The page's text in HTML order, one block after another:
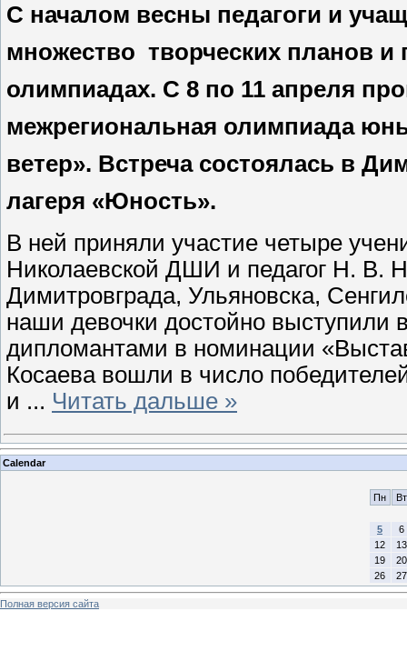
С началом весны педагоги и
множество творческих планов и
олимпиадах. С 8 по 11 апреля
межрегиональная олимпиада
ветер». Встреча состоялась в
лагеря «Юность».
В ней приняли участие четыре
Николаевской ДШИ и педагог Н. В.
Димитровграда, Ульяновска,
наши девочки достойно выступили
дипломантами в номинации
Косаева вошли в число
и ... Читать дальше »
Calendar
Пн Вт
5
6
12
13
19
20
26
27
Полная версия сайта